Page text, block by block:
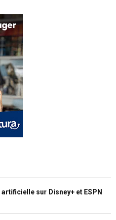
sur Disney+ et ESPN